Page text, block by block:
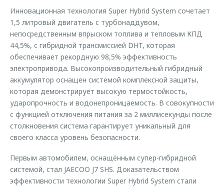
Инновационная технология Super Hybrid System сочетает
1,5 литровый двигатель с турбонаддувом,
непосредственным впрыском топлива и тепловым КПД
44,5%, с гибридной трансмиссией DHT, которая
обеспечивает рекордную 98,5% эффективность
электропривода. Высокопроизводительный гибридный
аккумулятор оснащен системой комплексной защиты,
которая демонстрирует высокую термостойкость,
ударопрочность и водонепроницаемость. В совокупности
с функцией отключения питания за 2 миллисекунды после
столкновения система гарантирует уникальный для
своего класса уровень безопасности.
Первым автомобилем, оснащённым супер-гибридной
системой, стал JAECOO J7 SHS. Доказательством
эффективности технологии Super Hybrid System стали